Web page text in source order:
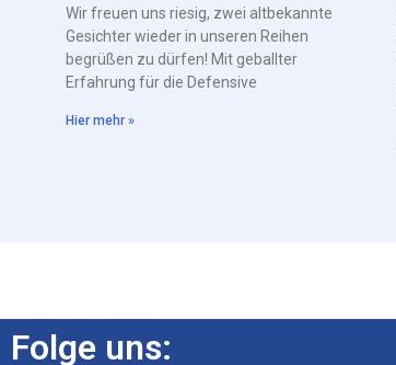
Wir freuen uns riesig, zwei altbekannte
Gesichter wieder in unseren Reihen
begrüßen zu dürfen! Mit geballter
Erfahrung für die Defensive
Hier mehr »
Folge uns: